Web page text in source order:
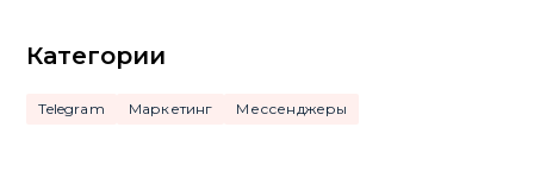
Категории
Telegram Маркетинг Мессенджеры